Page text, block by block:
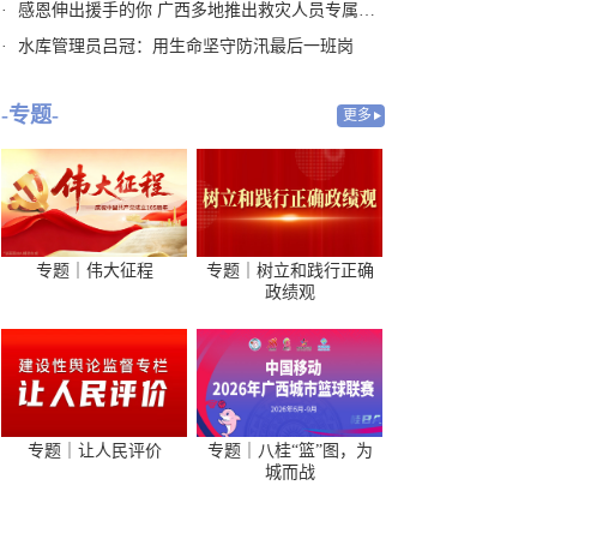
·
感恩伸出援手的你 广西多地推出救灾人员专属福利
·
水库管理员吕冠：用生命坚守防汛最后一班岗
-专题- 更多
专题｜伟大征程
专题｜树立和践行正确
政绩观
专题｜让人民评价
专题｜八桂“篮”图，为
城而战